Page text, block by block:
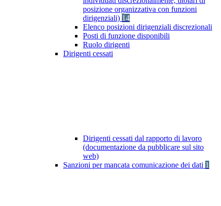
posizione organizzativa con funzioni
dirigenziali) 14
Elenco posizioni dirigenziali discrezionali
Posti di funzione disponibili
Ruolo dirigenti
Dirigenti cessati
Dirigenti cessati dal rapporto di lavoro
(documentazione da pubblicare sul sito
web)
Sanzioni per mancata comunicazione dei dati 1